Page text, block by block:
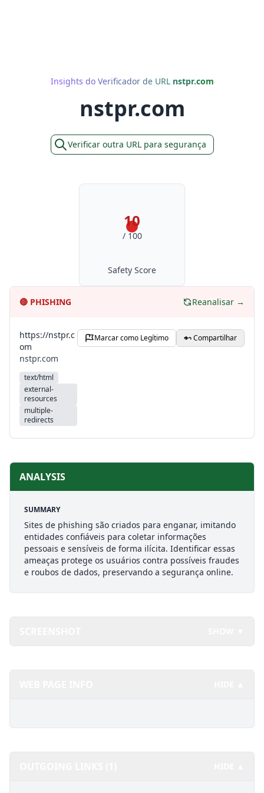
Insights do Verificador de URL nstpr.com
nstpr.com
Verificar outra URL para segurança
10
/ 100
Safety Score
🔴 PHISHING Reanalisar →
https://nstpr.c
om
nstpr.com
text/html
external-
resources
multiple-
redirects
Marcar como Legítimo Compartilhar
ANALYSIS
SUMMARY
Sites de phishing são criados para enganar, imitando
entidades confiáveis para coletar informações
pessoais e sensíveis de forma ilícita. Identificar essas
ameaças protege os usuários contra possíveis fraudes
e roubos de dados, preservando a segurança online.